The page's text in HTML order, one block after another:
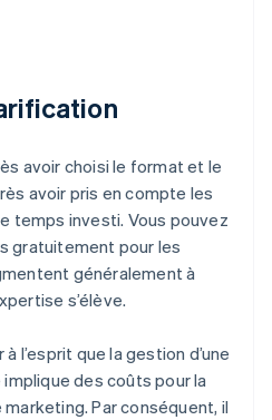
avoir choisi le format et le
avoir pris en compte les
temps investi. Vous pouvez
gratuitement pour les
généralement à
s’élève.
l’esprit que la gestion d’une
des coûts pour la
Par conséquent, il